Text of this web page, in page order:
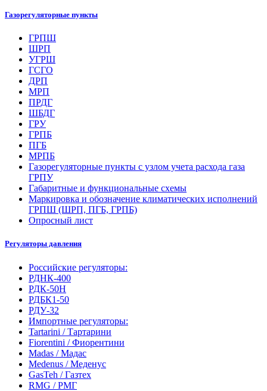
Газорегуляторные пункты
ГРПШ
ШРП
УГРШ
ГСГО
ДРП
МРП
ПРДГ
ШБДГ
ГРУ
ГРПБ
ПГБ
МРПБ
Газорегуляторные пункты с узлом учета расхода газа
ГРПУ
Габаритные и функциональные схемы
Маркировка и обозначение климатических исполнений
ГРПШ (ШРП, ПГБ, ГРПБ)
Опросный лист
Регуляторы давления
Российские регуляторы:
РДНК-400
РДК-50Н
РДБК1-50
РДУ-32
Импортные регуляторы:
Tartarini / Тартарини
Fiorentini / Фиорентини
Madas / Мадас
Medenus / Меденус
GasTeh / Газтех
RMG / РМГ